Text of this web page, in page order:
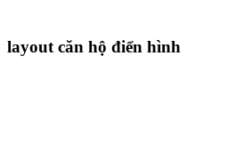
layout căn hộ điển hình